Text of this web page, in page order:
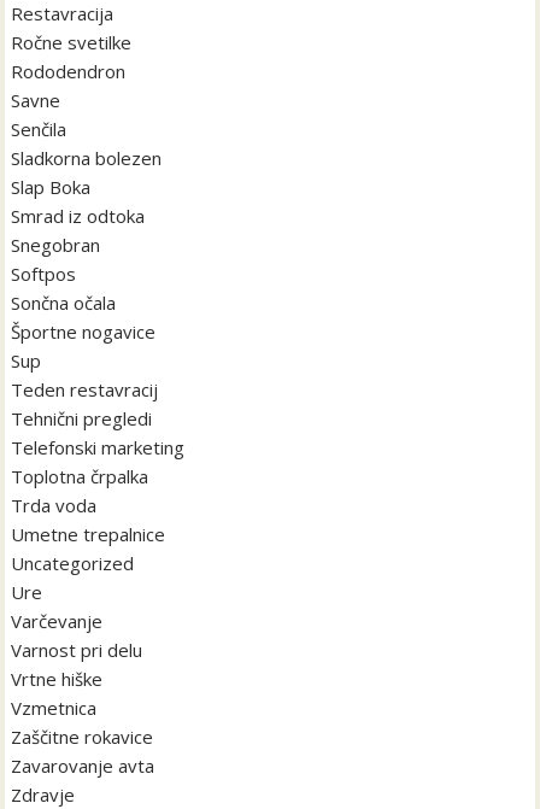
Restavracija
Ročne svetilke
Rododendron
Savne
Senčila
Sladkorna bolezen
Slap Boka
Smrad iz odtoka
Snegobran
Softpos
Sončna očala
Športne nogavice
Sup
Teden restavracij
Tehnični pregledi
Telefonski marketing
Toplotna črpalka
Trda voda
Umetne trepalnice
Uncategorized
Ure
Varčevanje
Varnost pri delu
Vrtne hiške
Vzmetnica
Zaščitne rokavice
Zavarovanje avta
Zdravje